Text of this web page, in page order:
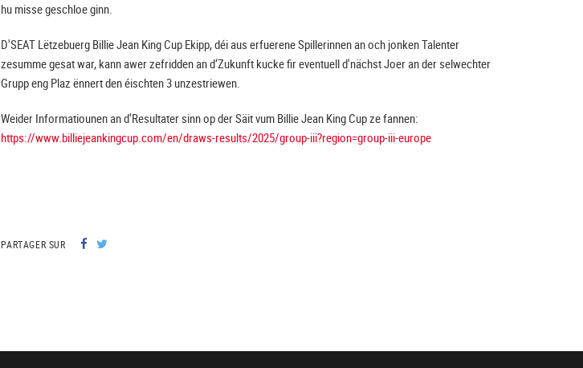
hu misse geschloe ginn.
D'SEAT Lëtzebuerg Billie Jean King Cup Ekipp, déi aus erfuerene Spillerinnen an och jonken Talenter
zesumme gesat war, kann awer zefridden an d‘Zukunft kucke fir eventuell d'nächst Joer an der selwechter
Grupp eng Plaz ënnert den éischten 3 unzestriewen.
Weider Informatiounen an d'Resultater sinn op der Säit vum Billie Jean King Cup ze fannen:
https://www.billiejeankingcup.com/en/draws-results/2025/group-iii?region=group-iii-europe
PARTAGER SUR